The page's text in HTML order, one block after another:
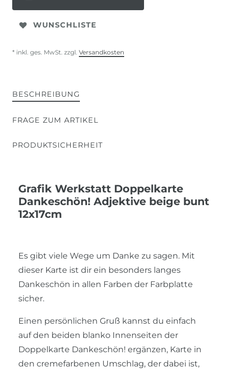
WUNSCHLISTE
* inkl. ges. MwSt. zzgl. Versandkosten
BESCHREIBUNG
FRAGE ZUM ARTIKEL
PRODUKTSICHERHEIT
Grafik Werkstatt Doppelkarte
Dankeschön! Adjektive beige bunt
12x17cm
Es gibt viele Wege um Danke zu sagen. Mit
dieser Karte ist dir ein besonders langes
Dankeschön in allen Farben der Farbplatte
sicher.
Einen persönlichen Gruß kannst du einfach
auf den beiden blanko Innenseiten der
Doppelkarte Dankeschön! ergänzen, Karte in
den cremefarbenen Umschlag, der dabei ist,